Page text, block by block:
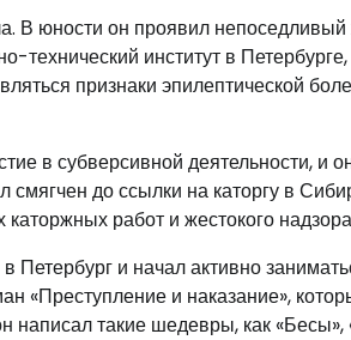
В юности он проявил непоседливый
технический институт в
признаки эпилептической
в субверсивной деятельности, и
до ссылки на каторгу в
работ и жестокого
и начал активно
«Преступление и наказание»,
такие шедевры, как «Бесы»,